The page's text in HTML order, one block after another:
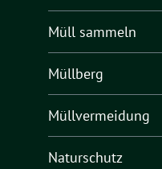
Müll sammeln
Müllberg
Müllvermeidung
Naturschutz